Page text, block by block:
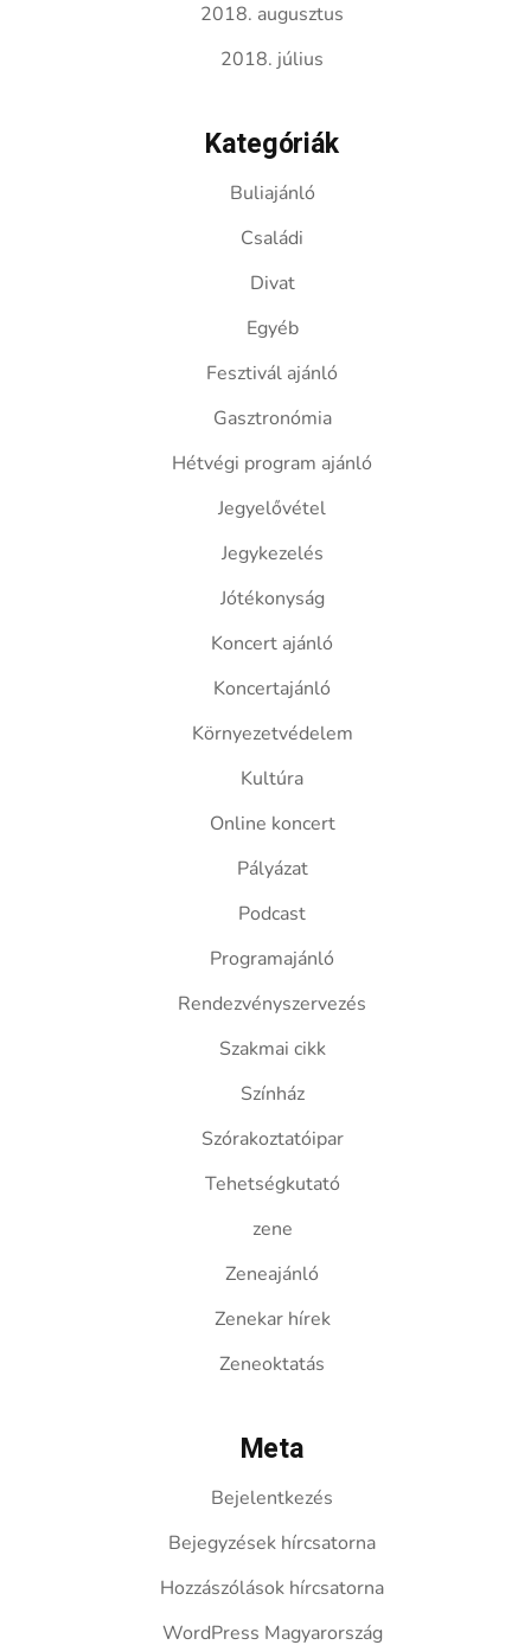
2018. augusztus
2018. július
Kategóriák
Buliajánló
Családi
Divat
Egyéb
Fesztivál ajánló
Gasztronómia
Hétvégi program ajánló
Jegyelővétel
Jegykezelés
Jótékonyság
Koncert ajánló
Koncertajánló
Környezetvédelem
Kultúra
Online koncert
Pályázat
Podcast
Programajánló
Rendezvényszervezés
Szakmai cikk
Színház
Szórakoztatóipar
Tehetségkutató
zene
Zeneajánló
Zenekar hírek
Zeneoktatás
Meta
Bejelentkezés
Bejegyzések hírcsatorna
Hozzászólások hírcsatorna
WordPress Magyarország